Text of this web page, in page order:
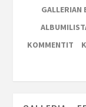
GALLERIAN
KOMMENTIT